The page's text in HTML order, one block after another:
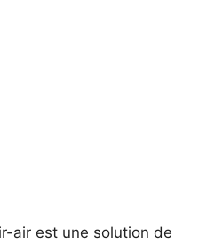
air est une solution de